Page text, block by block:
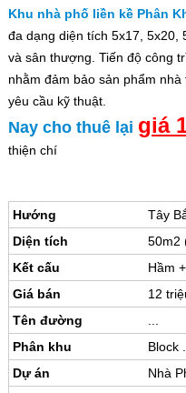
Khu nhà phố liền kề Phân
đa dạng diện tích 5x17, 5x20,
và sân thượng. Tiến độ công
nhằm đảm bảo sản phẩm
yêu cầu kỹ thuật.
Nay cho thuê lại giá
thiện chí
Hướng
Tây
Diện tích
50m2
Kết cấu
Hầm
Giá bán
12
Tên đường
Phân khu
Block
Dự án
Nhà